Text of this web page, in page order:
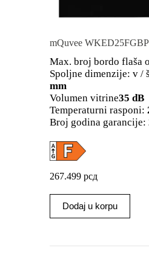
mQuvee
Max. broj bordo flaša
Spoljne dimenzije: v /
mm
Volumen vitrine35 dB
Temperaturni rasponi:
Broj godina garancije:
267.499 рсд
Dodaj u korpu